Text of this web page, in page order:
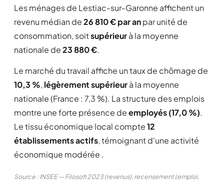
Les ménages de Lestiac-sur-Garonne affichent un
revenu médian de26 810 € par anpar unité de
consommation, soitsupérieurà la moyenne
nationale de23 880 €.
Le marché du travail affiche un taux de chômage de
10,3 %, légèrement supérieurà la moyenne
nationale (France : 7,3 %). La structure des emplois
montre une forte présence deemployés (17,0 %).
Le tissu économique local compte12
établissements actifs, témoignant d'une activité
économique modérée .
Source : INSEE — Filosofi 2023 (revenus), recensement (emploi,